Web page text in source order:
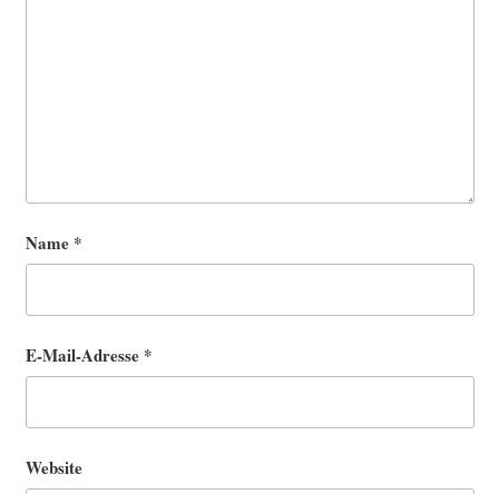
Name *
E-Mail-Adresse *
Website